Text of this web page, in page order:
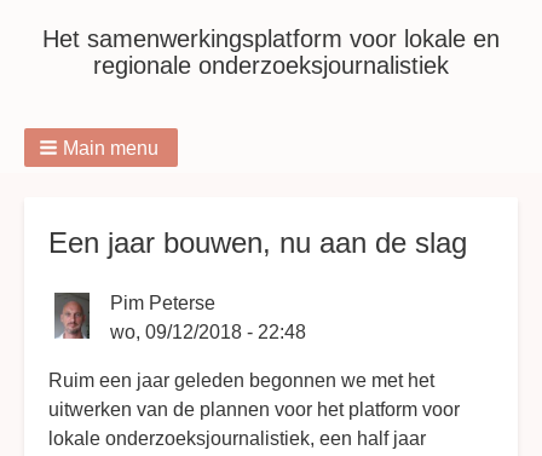
Het samenwerkingsplatform voor lokale en
regionale onderzoeksjournalistiek
Main menu
Een jaar bouwen, nu aan de slag
Pim Peterse
wo, 09/12/2018 - 22:48
Ruim een jaar geleden begonnen we met het
uitwerken van de plannen voor het platform voor
lokale onderzoeksjournalistiek, een half jaar